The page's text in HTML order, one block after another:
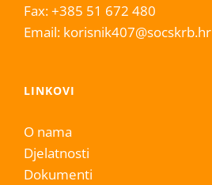
Fax:+385 51 672 480
Email: korisnik407@socskrb.hr
LINKOVI
O nama
Djelatnosti
Dokumenti